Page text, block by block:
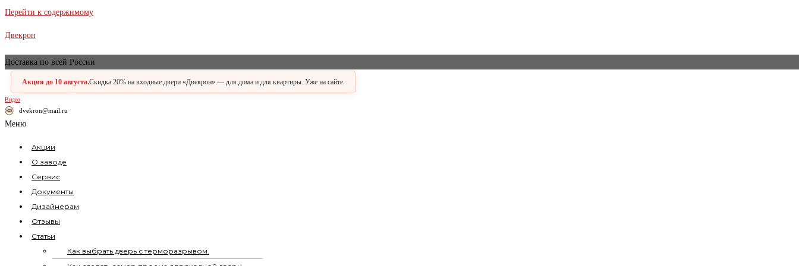
Перейти к содержимому
Двекрон
Доставка по всей России
Акция до 10 августа.Скидка 20% на входные двери «Двекрон» — для дома и для квартиры. Уже на сайте.
Видео
dvekron@mail.ru
Меню
Акции
О заводе
Сервис
Документы
Дизайнерам
Отзывы
Статьи
Как выбрать дверь с терморазрывом.